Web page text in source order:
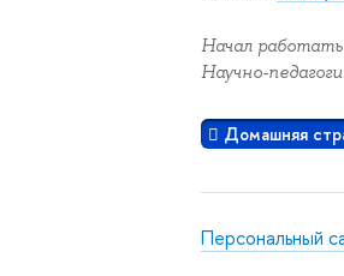
Начал
Научно-
Домашняя
Персональный